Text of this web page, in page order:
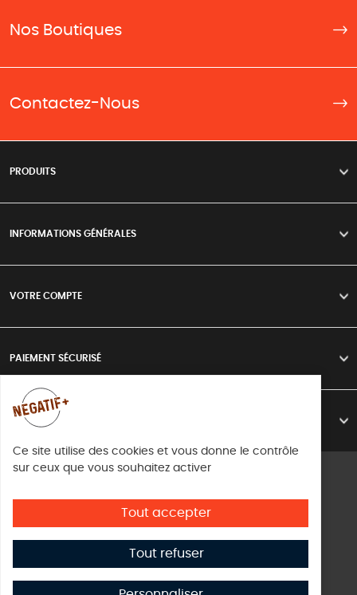
Ce site utilise des cookies et vous donne le contrôle
sur ceux que vous souhaitez activer
Tout accepter
Tout refuser
Nos Boutiques
Contactez-Nous
PRODUITS >
INFORMATIONS GÉNÉRALES >
VOTRE COMPTE >
PAIEMENT SÉCURISÉ >
LIVRAISON >